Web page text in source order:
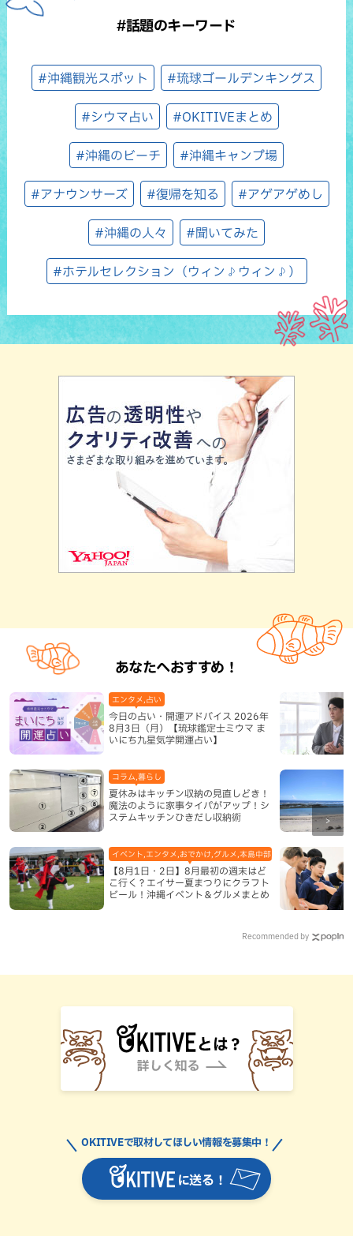
#話題のキーワード
#沖縄観光スポット #琉球ゴールデンキングス
#シウマ占い #OKITIVEまとめ
#沖縄のビーチ #沖縄キャンプ場
#アナウンサーズ #復帰を知る #アゲアゲめし
#沖縄の人々 #聞いてみた
#ホテルセレクション（ウィン♪ウィン♪）
あなたへおすすめ！
今日の占い・開運アドバイス 2026年
8月3日（月）【琉球鑑定士ミウマ ま
いにち九星気学開運占い】
エンタメ,占い
夏休みはキッチン収納の見直しどき！
魔法のように家事タイパがアップ！シ
ステムキッチンひきだし収納術
コラム,暮らし
【8月1日・2日】8月最初の週末はど
こ行く？エイサー夏まつりにクラフト
ビール！沖縄イベント＆グルメまとめ
イベント,エンタメ,おでかけ,グルメ,本島中部,本島北部,本島南部
Recommended by
に送る！
OKITIVEで取材してほしい情報を募集中！